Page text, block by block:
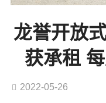
龙誉开放
获承租
2022-05-26